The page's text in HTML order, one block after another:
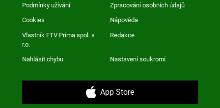
Podmínky užívání Zpracování osobních údajů
Cookies Nápověda
Vlastník FTV Prima spol. s
r.o.
Redakce
Nahlásit chybu Nastavení soukromí
App Store